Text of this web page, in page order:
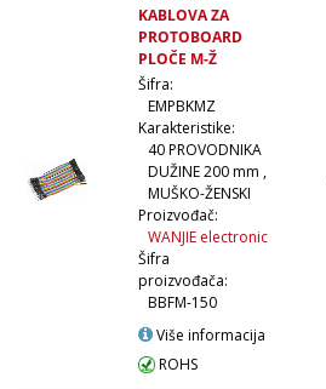
KABLOVA ZA
PROTOBOARD
PLOČE M-Ž
Šifra:
EMPBKMZ
Karakteristike:
40 PROVODNIKA
DUŽINE 200 mm ,
MUŠKO-ŽENSKI
Proizvođač:
WANJIE electronic
Šifra
proizvođača:
BBFM-150
Više informacija
ROHS